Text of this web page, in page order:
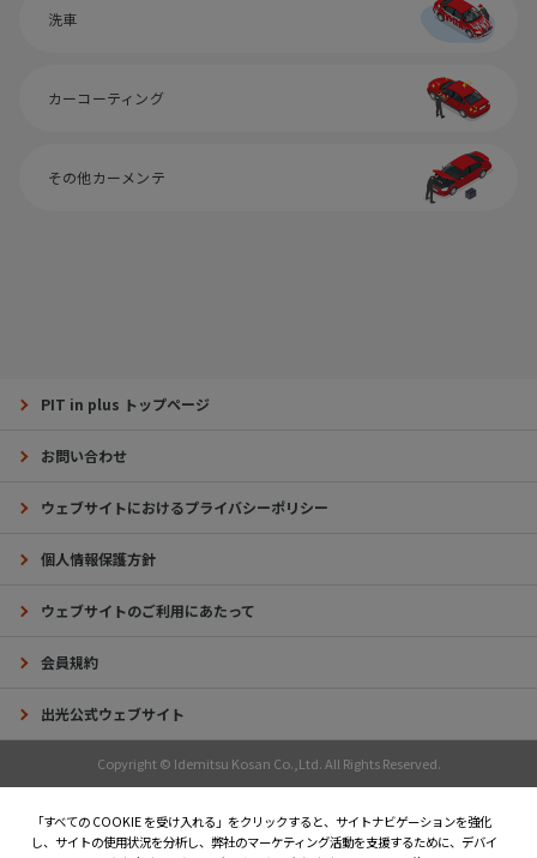
洗車
カーコーティング
その他カーメンテ
PIT in plus トップページ
お問い合わせ
ウェブサイトにおけるプライバシーポリシー
個人情報保護方針
ウェブサイトのご利用にあたって
会員規約
出光公式ウェブサイト
Copyright © Idemitsu Kosan Co.,Ltd. All Rights Reserved.
「すべての COOKIE を受け入れる」をクリックすると、サイトナビゲーションを強化
し、サイトの使用状況を分析し、弊社のマーケティング活動を支援するために、デバイ